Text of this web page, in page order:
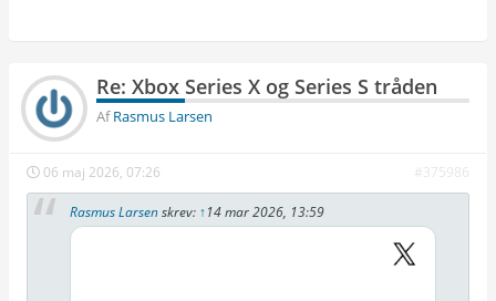
Re: Xbox Series X og Series S tråden
AfRasmus Larsen
06 maj 2026, 07:26 #375986
Rasmus Larsenskrev: ↑14 mar 2026, 13:59